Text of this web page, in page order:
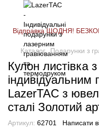
Відправка ЩОДНЯ!
Каталог Подарунки з
Кулон листівка
індивідуальним
LazerTAC з
сталі Золотий
Артикул: 62701 Написати